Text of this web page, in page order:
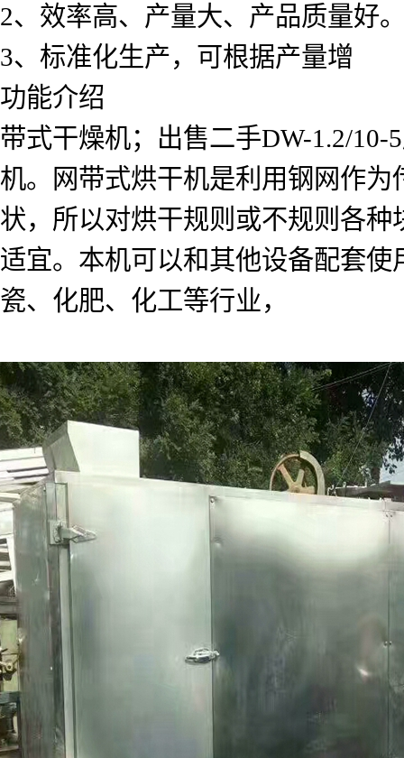
2、效率高、产量大、产品质量好
3、标准化生产，可根据产量增
功能介绍
带式干燥机；出售二手DW-1.2/
机。网带式烘干机是利用钢网作
状，所以对烘干规则或不规则各
适宜。本机可以和其他设备配套
瓷、化肥、化工等行业，